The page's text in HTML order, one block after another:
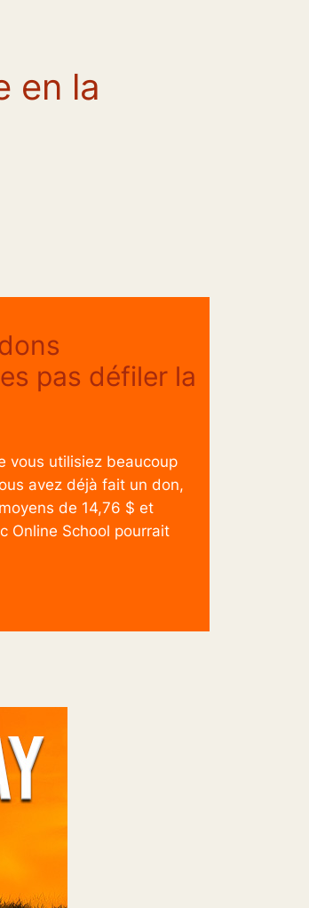
en la
pas défiler la
vous utilisiez beaucoup
avez déjà fait un don,
de 14,76 $ et
Online School pourrait